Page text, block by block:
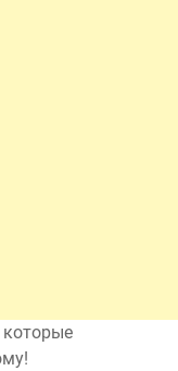
которые